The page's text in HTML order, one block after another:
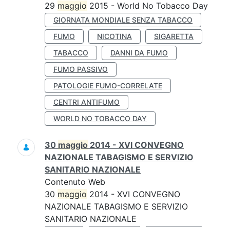
29 maggio 2015 - World No Tobacco Day
GIORNATA MONDIALE SENZA TABACCO
FUMO
NICOTINA
SIGARETTA
TABACCO
DANNI DA FUMO
FUMO PASSIVO
PATOLOGIE FUMO-CORRELATE
CENTRI ANTIFUMO
WORLD NO TOBACCO DAY
30 maggio 2014 - XVI CONVEGNO
NAZIONALE TABAGISMO E SERVIZIO
SANITARIO NAZIONALE
Contenuto Web
30 maggio 2014 - XVI CONVEGNO
NAZIONALE TABAGISMO E SERVIZIO
SANITARIO NAZIONALE